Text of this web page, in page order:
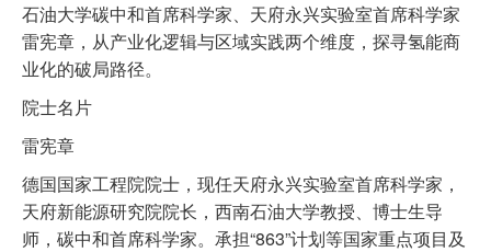
石油大学碳中和首席科学家、天府永兴实验室首席科学家
雷宪章，从产业化逻辑与区域实践两个维度，探寻氢能商
业化的破局路径。
院士名片
雷宪章
德国国家工程院院士，现任天府永兴实验室首席科学家，
天府新能源研究院院长，西南石油大学教授、博士生导
师，碳中和首席科学家。承担“863”计划等国家重点项目及